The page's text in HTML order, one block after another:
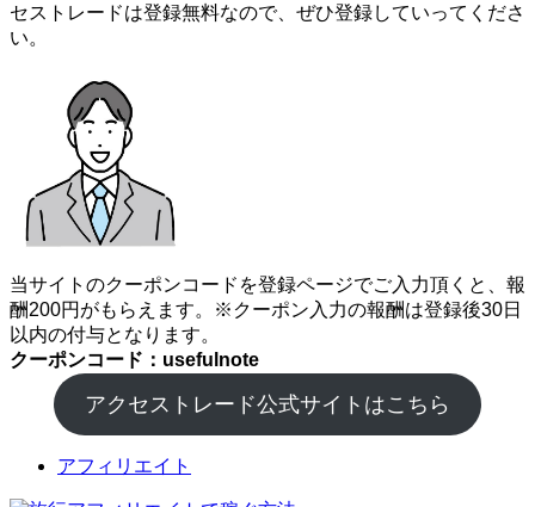
セストレードは登録無料なので、ぜひ登録していってくださ
い。
当サイトのクーポンコードを登録ページでご入力頂くと、報
酬200円がもらえます。※クーポン入力の報酬は登録後30日
以内の付与となります。
クーポンコード：usefulnote
アクセストレード公式サイトはこちら
アフィリエイト